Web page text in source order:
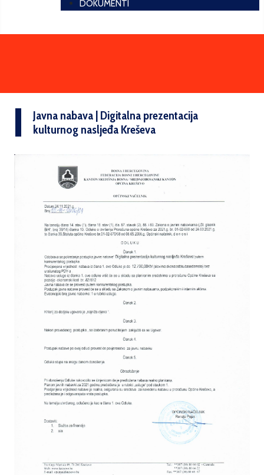
DOKUMENTI
Javna nabava | Digitalna prezentacija
kulturnog nasljeđa Kreševa